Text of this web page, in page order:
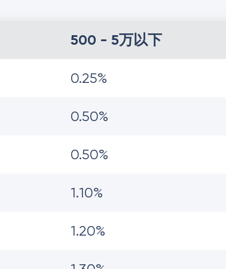
500 - 5万以下
0.25%
0.50%
0.50%
1.10%
1.20%